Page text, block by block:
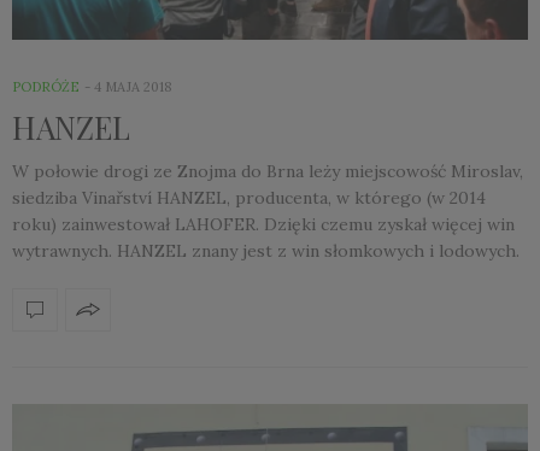
PODRÓŻE 4 MAJA 2018
HANZEL
W połowie drogi ze Znojma do Brna leży miejscowość Miroslav,
siedziba Vinařství HANZEL, producenta, w którego (w 2014
roku) zainwestował LAHOFER. Dzięki czemu zyskał więcej win
wytrawnych. HANZEL znany jest z win słomkowych i lodowych.